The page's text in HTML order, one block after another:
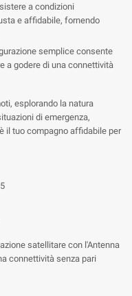
a condizioni
e affidabile, fornendo
semplice consente
a godere di una connettività
esplorando la natura
di emergenza,
il tuo compagno affidabile per
satellitare con l'Antenna
connettività senza pari